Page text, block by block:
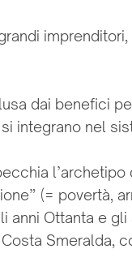
dai benefici
integrano nel
(= povertà,
anni Ottanta e
Smeralda,